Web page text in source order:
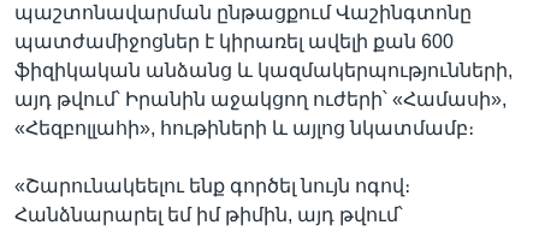
պաշտոնավարման ընթացքում Վաշինգտոնը
պատժամիջոցներ է կիրառել ավելի քան 600
ֆիզիկական անձանց և կազմակերպությունների,
այդ թվում՝ Իրանին աջակցող ուժերի՝ «Համասի»,
«Հեզբոլլահի», հութիների և այլոց նկատմամբ։
«Շարունակեելու ենք գործել նույն ոգով։
Հանձնարարել եմ իմ թիմին, այդ թվում՝